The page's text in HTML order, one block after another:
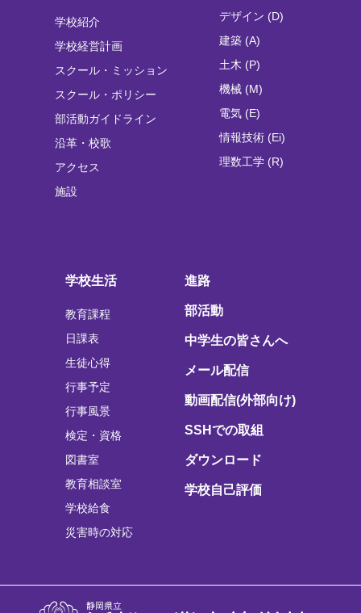
学校紹介
学校経営計画
スクール・ミッション
スクール・ポリシー
部活動ガイドライン
沿革・校歌
アクセス
施設
デザイン (D)
建築 (A)
土木 (P)
機械 (M)
電気 (E)
情報技術 (Ei)
理数工学 (R)
学校生活
教育課程
日課表
生徒心得
行事予定
行事風景
検定・資格
図書室
教育相談室
学校給食
災害時の対応
進路
部活動
中学生の皆さんへ
メール配信
動画配信(外部向け)
SSHでの取組
ダウンロード
学校自己評価